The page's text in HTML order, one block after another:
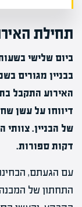
תחילת
ביום שלישי
בבניין מגורים
האירוע התקבל
דיווחו על עשן
של הבניין. צוותי
דקות ספורות.
עם הגעתם,
התחתון של